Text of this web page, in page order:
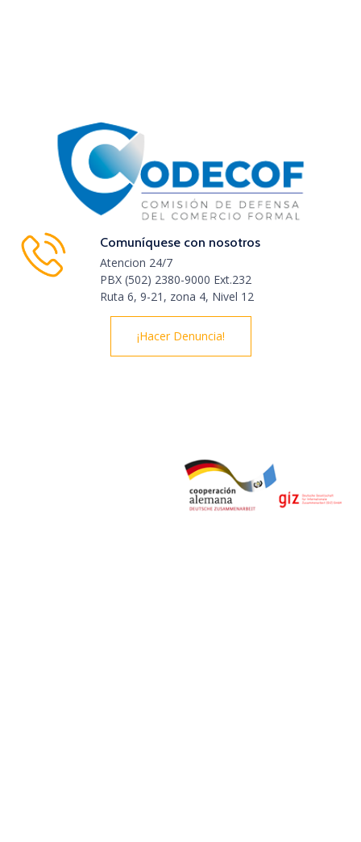
Comuníquese con nosotros
Atencion 24/7
PBX (502) 2380-9000 Ext.232
Ruta 6, 9-21, zona 4, Nivel 12
¡Hacer Denuncia!